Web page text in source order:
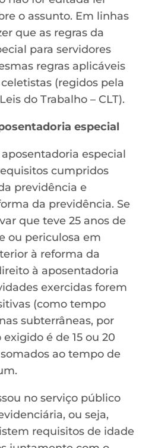
o assunto. Em linhas
que as regras da
para servidores
regras aplicáveis
(regidos pela
do Trabalho – CLT).
especial
especial
cumpridos
previdência e
da previdência. Se
que teve 25 anos de
ou periculosa em
à reforma da
à aposentadoria
exercidas forem
(como tempo
subterrâneas, por
é de 15 ou 20
ao tempo de
no serviço público
ou seja,
requisitos de idade